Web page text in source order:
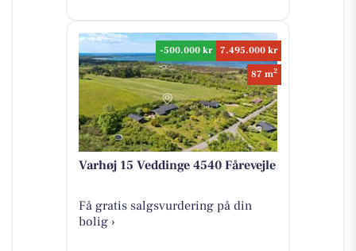
-500.000 kr
7.495.000 kr
87 m2
Varhøj 15 Veddinge 4540 Fårevejle
Få gratis salgsvurdering på din
bolig ›